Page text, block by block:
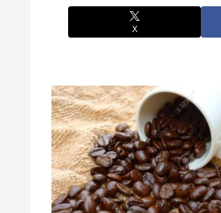
X